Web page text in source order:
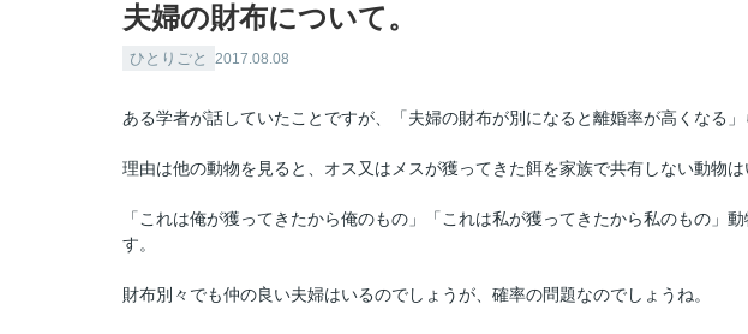
夫婦の財布について。
ひとりごと 2017.08.08
ある学者が話していたことですが、「夫婦の財布が別になると離婚率が高くなる」
理由は他の動物を見ると、オス又はメスが獲ってきた餌を家族で共有しない動物は
「これは俺が獲ってきたから俺のもの」「これは私が獲ってきたから私のもの」
す。
財布別々でも仲の良い夫婦はいるのでしょうが、確率の問題なのでしょうね。